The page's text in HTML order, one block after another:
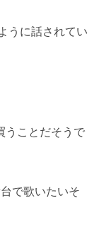
うに話されてい
うことだそうで
で歌いたいそ